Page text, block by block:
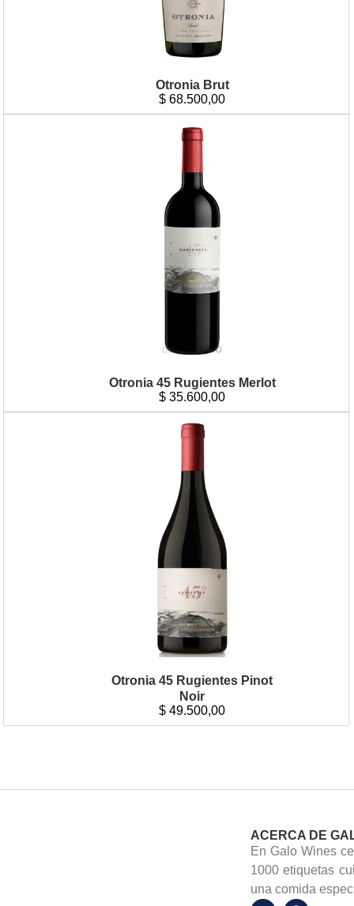
Otronia Brut
$ 68.500,00
Otronia 45 Rugientes Merlot
$ 35.600,00
Otronia 45 Rugientes Pinot
Noir
$ 49.500,00
ACERCA DE
En Galo Wines
1000 etiquetas
una comida